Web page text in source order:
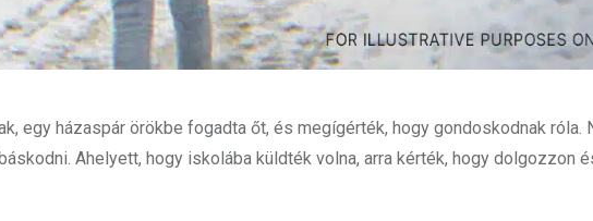
egy házaspár örökbe fogadta őt, és megígérték, hogy gondoskodnak róla.
Ahelyett, hogy iskolába küldték volna, arra kérték, hogy dolgozzon